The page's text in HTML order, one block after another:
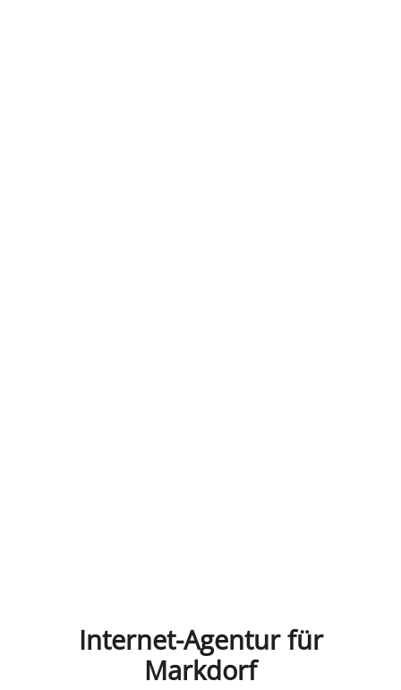
Internet-Agentur für
Markdorf